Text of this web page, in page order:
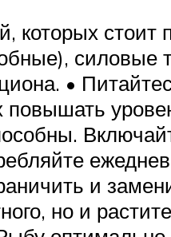
которых
•
повышать
и
но и